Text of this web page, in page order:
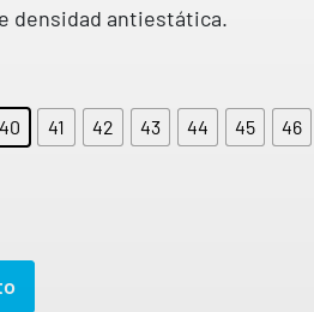
densidad antiestática.
40 41 42 43 44 45 46